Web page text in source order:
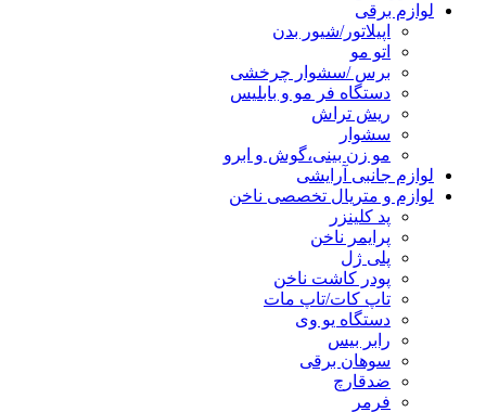
لوازم برقی
اپیلاتور/شیور بدن
اتو مو
برس /سشوار چرخشی
دستگاه فر مو و بابلیس
ریش تراش
سشوار
مو زن بینی،گوش و ابرو
لوازم جانبی آرایشی
لوازم و متریال تخصصی ناخن
پد کلینزر
پرایمر ناخن
پلی ژل
پودر کاشت ناخن
تاپ کات/تاپ مات
دستگاه یو وی
رابر بیس
سوهان برقی
ضدقارچ
فرمر